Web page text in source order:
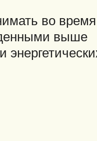
во
выше